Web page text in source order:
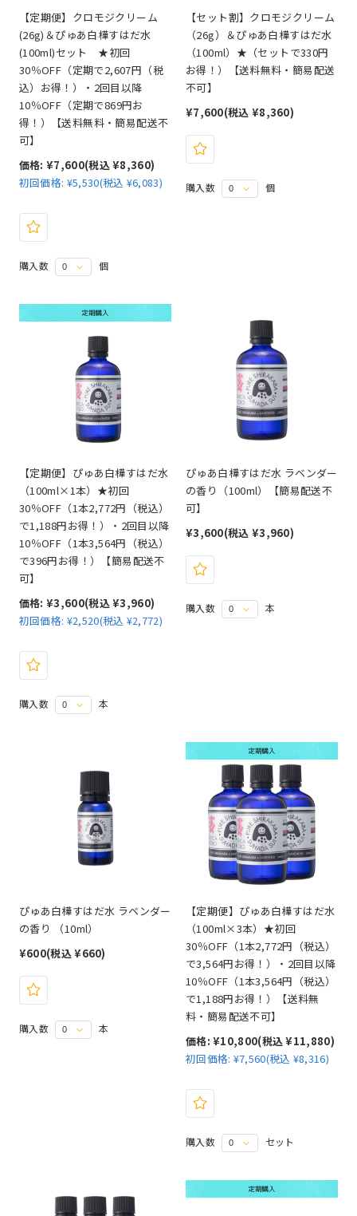
【定期便】クロモジクリーム
(26g)＆ぴゅあ白樺すはだ水
(100ml)セット ★初回
30％OFF（定期で2,607円（税
込）お得！）・2回目以降
10％OFF（定期で869円お
得！）【送料無料・簡易配送不
可】
価格: ¥7,600(税込 ¥8,360)
初回価格: ¥5,530(税込 ¥6,083)
購入数 個
【セット割】クロモジクリーム
（26g）＆ぴゅあ白樺すはだ水
（100ml）★（セットで330円
お得！）【送料無料・簡易配送
不可】
¥7,600(税込 ¥8,360)
購入数 個
【定期便】ぴゅあ白樺すはだ水
（100ml×1本）★初回
30％OFF（1本2,772円（税込）
で1,188円お得！）・2回目以降
10％OFF（1本3,564円（税込）
で396円お得！）【簡易配送不
可】
価格: ¥3,600(税込 ¥3,960)
初回価格: ¥2,520(税込 ¥2,772)
購入数 本
ぴゅあ白樺すはだ水 ラベンダー
の香り（100ml）【簡易配送不
可】
¥3,600(税込 ¥3,960)
購入数 本
ぴゅあ白樺すはだ水 ラベンダー
の香り （10ml）
¥600(税込 ¥660)
購入数 本
【定期便】ぴゅあ白樺すはだ水
（100ml×3本）★初回
30％OFF（1本2,772円（税込）
で3,564円お得！）・2回目以降
10％OFF（1本3,564円（税込）
で1,188円お得！）【送料無
料・簡易配送不可】
価格: ¥10,800(税込 ¥11,880)
初回価格: ¥7,560(税込 ¥8,316)
購入数 セット